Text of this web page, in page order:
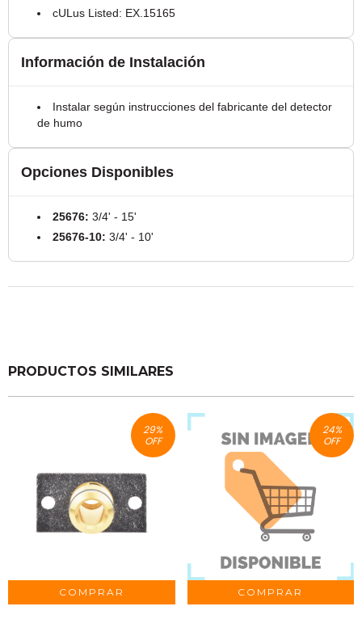
cULus Listed: EX.15165
Información de Instalación
Instalar según instrucciones del fabricante del detector
de humo
Opciones Disponibles
25676: 3/4' - 15'
25676-10: 3/4' - 10'
PRODUCTOS SIMILARES
29%
OFF
24%
OFF